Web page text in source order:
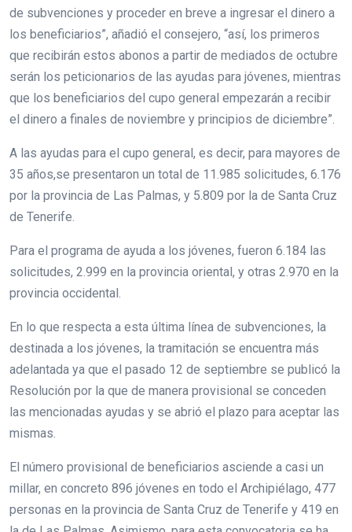
de subvenciones y proceder en breve a ingresar el dinero a
los beneficiarios”, añadió el consejero, “así, los primeros
que recibirán estos abonos a partir de mediados de octubre
serán los peticionarios de las ayudas para jóvenes, mientras
que los beneficiarios del cupo general empezarán a recibir
el dinero a finales de noviembre y principios de diciembre”.
A las ayudas para el cupo general, es decir, para mayores de
35 años,se presentaron un total de 11.985 solicitudes, 6.176
por la provincia de Las Palmas, y 5.809 por la de Santa Cruz
de Tenerife.
Para el programa de ayuda a los jóvenes, fueron 6.184 las
solicitudes, 2.999 en la provincia oriental, y otras 2.970 en la
provincia occidental.
En lo que respecta a esta última línea de subvenciones, la
destinada a los jóvenes, la tramitación se encuentra más
adelantada ya que el pasado 12 de septiembre se publicó la
Resolución por la que de manera provisional se conceden
las mencionadas ayudas y se abrió el plazo para aceptar las
mismas.
El número provisional de beneficiarios asciende a casi un
millar, en concreto 896 jóvenes en todo el Archipiélago, 477
personas en la provincia de Santa Cruz de Tenerife y 419 en